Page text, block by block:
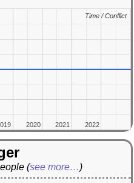
2020
2020 2021
2021 2022
2022
Time / Conflict
Time / Conflict
(see more…)